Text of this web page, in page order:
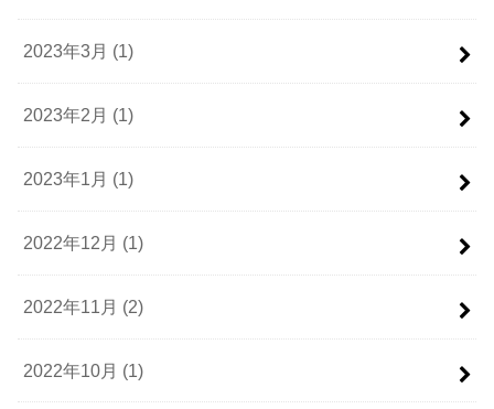
2023年3月 (1)
2023年2月 (1)
2023年1月 (1)
2022年12月 (1)
2022年11月 (2)
2022年10月 (1)